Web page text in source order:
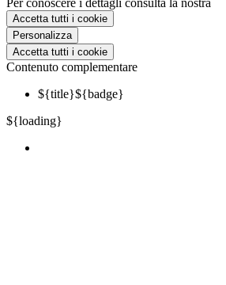
Per conoscere i dettagli consulta la nostra
Accetta tutti i cookie
Personalizza
Accetta tutti i cookie
Contenuto complementare
${title}${badge}
${loading}